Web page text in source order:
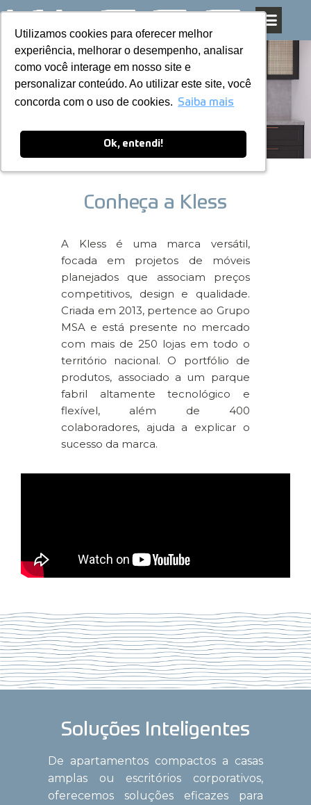
Utilizamos cookies para oferecer melhor
experiência, melhorar o desempenho, analisar
como você interage em nosso site e
personalizar conteúdo. Ao utilizar este site, você
concorda com o uso de cookies. Saiba mais
Ok, entendi!
Utilizamos cookies para oferecer melhor
experiência, melhorar o desempenho, analisar
como você interage em nosso site e
personalizar conteúdo. Ao utilizar este site, você
concorda com o uso de cookies. Saiba mais
Ok, entendi!
Pular
para
o
conteúdo
Nossos
diferenciais
Conheça a Kless
A Kless é uma marca versátil,
focada em projetos de móveis
planejados que associam preços
competitivos, design e qualidade.
Criada em 2013, pertence ao Grupo
MSA e está presente no mercado
com mais de 250 lojas em todo o
território nacional. O portfólio de
produtos, associado a um parque
fabril altamente tecnológico e
flexível, além de 400
colaboradores, ajuda a explicar o
sucesso da marca.
Soluções Inteligentes
De apartamentos compactos a casas
amplas ou escritórios corporativos,
oferecemos soluções eficazes para